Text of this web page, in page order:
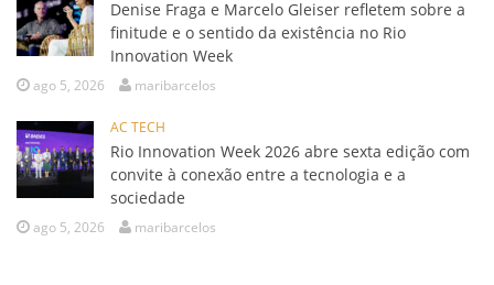
Denise Fraga e Marcelo Gleiser refletem sobre a
finitude e o sentido da existência no Rio
Innovation Week
ago 5, 2026 maribarcelos
AC TECH
Rio Innovation Week 2026 abre sexta edição com
convite à conexão entre a tecnologia e a
sociedade
ago 5, 2026 maribarcelos